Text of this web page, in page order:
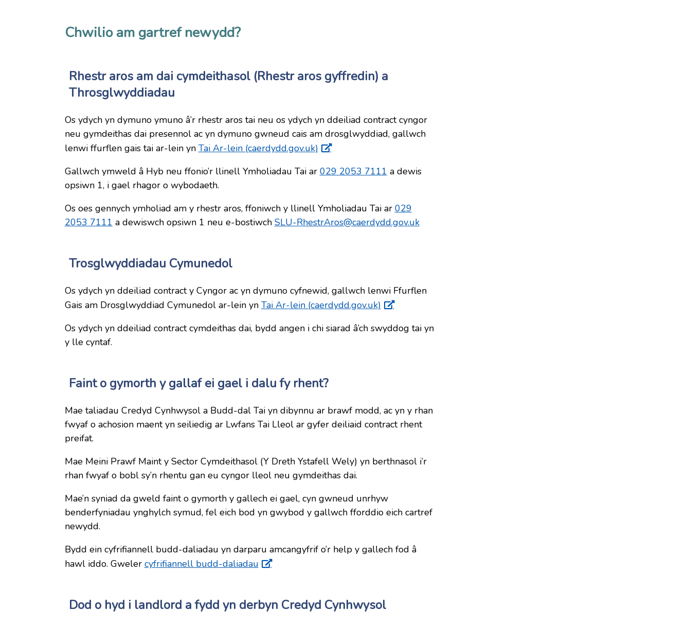
Chwilio am gartref newydd?
Rhestr aros am dai cymdeithasol (Rhestr aros gyffredin) a
Throsglwyddiadau
Os ydych yn dymuno ymuno â’r rhestr aros tai neu os ydych yn ddeiliad contract cyngor
neu gymdeithas dai presennol ac yn dymuno gwneud cais am drosglwyddiad, gallwch
lenwi ffurflen gais tai ar-lein yn Tai Ar-lein (caerdydd.gov.uk)
Gallwch ymweld â Hyb neu ffonio’r llinell Ymholiadau Tai ar 029 2053 7111 a dewis
opsiwn 1, i gael rhagor o wybodaeth.
Os oes gennych ymholiad am y rhestr aros, ffoniwch y llinell Ymholiadau Tai ar 029
2053 7111 a dewiswch opsiwn 1 neu e-bostiwch SLU-RhestrAros@caerdydd.gov.uk
Trosglwyddiadau Cymunedol
Os ydych yn ddeiliad contract y Cyngor ac yn dymuno cyfnewid, gallwch lenwi Ffurflen
Gais am Drosglwyddiad Cymunedol ar-lein yn Tai Ar-lein (caerdydd.gov.uk)
Os ydych yn ddeiliad contract cymdeithas dai, bydd angen i chi siarad â’ch swyddog tai yn
y lle cyntaf.
Faint o gymorth y gallaf ei gael i dalu fy rhent?
Mae taliadau Credyd Cynhwysol a Budd-dal Tai yn dibynnu ar brawf modd, ac yn y rhan
fwyaf o achosion maent yn seiliedig ar Lwfans Tai Lleol ar gyfer deiliaid contract rhent
preifat.
Mae Meini Prawf Maint y Sector Cymdeithasol (Y Dreth Ystafell Wely) yn berthnasol i’r
rhan fwyaf o bobl sy’n rhentu gan eu cyngor lleol neu gymdeithas dai.
Mae’n syniad da gweld faint o gymorth y gallech ei gael, cyn gwneud unrhyw
benderfyniadau ynghylch symud, fel eich bod yn gwybod y gallwch fforddio eich cartref
newydd.
Bydd ein cyfrifiannell budd-daliadau yn darparu amcangyfrif o’r help y gallech fod â
hawl iddo. Gweler cyfrifiannell budd-daliadau
Dod o hyd i landlord a fydd yn derbyn Credyd Cynhwysol